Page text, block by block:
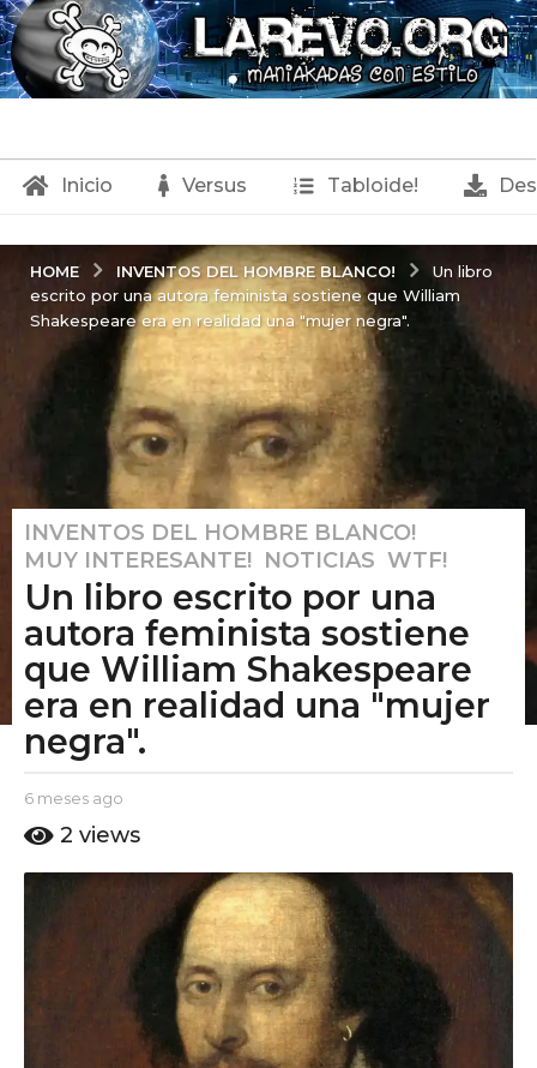
Inicio Versus Tabloide!
HOME INVENTOS DEL HOMBRE BLANCO!
Un libro
escrito por una autora feminista sostiene que William
Shakespeare era en realidad una "mujer negra".
m
e
e
s
a
g
6
m
e
s
INVENTOS DEL HOMBRE BLANCO!
MUY INTERESANTE! ,NOTICIAS ,WTF!
Un libro escrito por una
autora feminista sostiene
que William Shakespeare
era en realidad una "mujer
negra".
b
E
m
6 meses ago
e
g
2 views